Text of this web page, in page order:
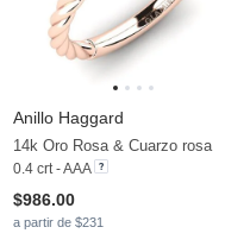
Anillo Haggard
14k Oro Rosa & Cuarzo rosa
0.4 crt - AAA
$986.00
a partir de $231